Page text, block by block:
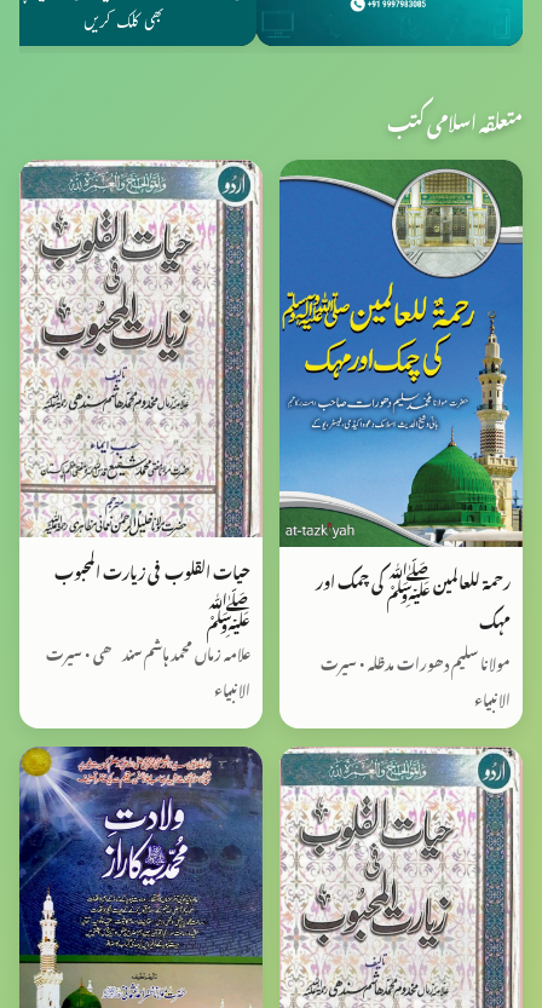
متعلقہ اسلامی کتب
رحمۃ للعالمین ﷺ کی چمک اور
مہک
مولانا سلیم دھورات مدظلہ • سیرت
الانبیاء
حیات القلوب فی زیارت المحبوب
ﷺ
علامہ زماں محمد ہاشم سندھی • سیرت
الانبیاء